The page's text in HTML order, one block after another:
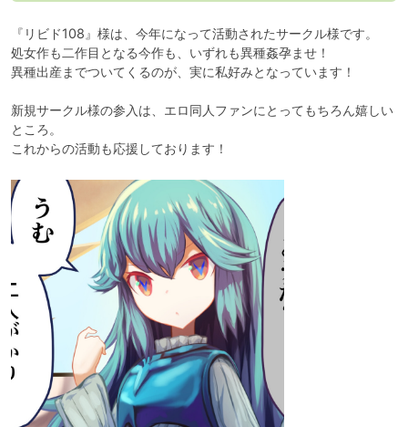
『リビド108』様は、今年になって活動されたサークル様です。
処女作も二作目となる今作も、いずれも異種姦孕ませ！
異種出産までついてくるのが、実に私好みとなっています！
新規サークル様の参入は、エロ同人ファンにとってもちろん嬉しい
ところ。
これからの活動も応援しております！